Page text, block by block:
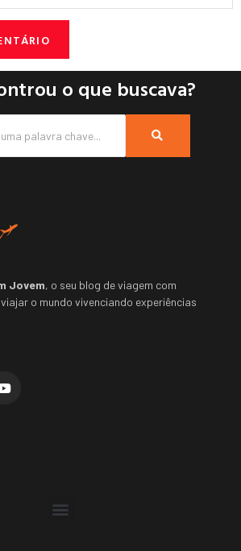
o que buscava?
Jovem, o seu blog de viagem com
o mundo vivenciando experiências